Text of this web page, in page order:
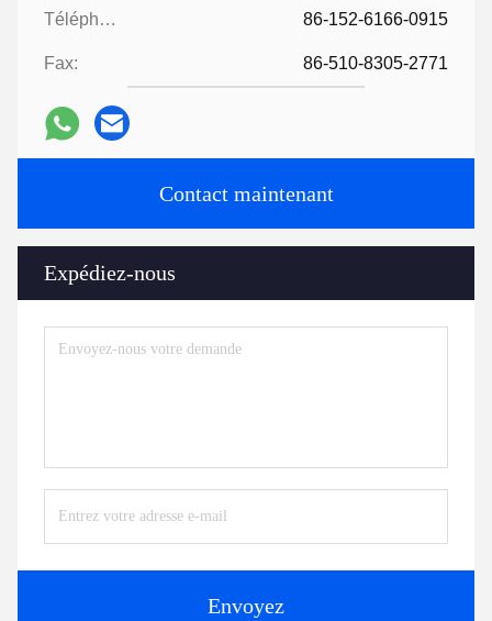
Téléphone: 86-152-6166-0915
Fax: 86-510-8305-2771
Contact maintenant
Expédiez-nous
Envoyez